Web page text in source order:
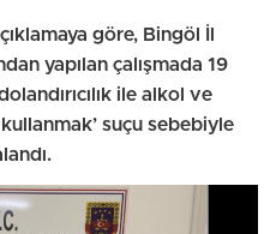
göre, Bingöl İl
yapılan çalışmada 19
ile alkol ve
suçu sebebiyle